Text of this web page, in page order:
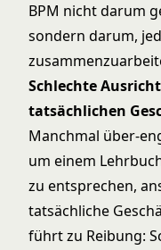
BPM nicht darum
sondern darum,
Schlechte
tatsächlichen
Manchmal über-
um einem
zu entsprechen,
tatsächliche
führt zu Reibung: